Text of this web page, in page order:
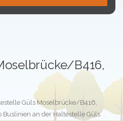
B416,
Güls Moselbrücke/B416,
an der Haltestelle Güls